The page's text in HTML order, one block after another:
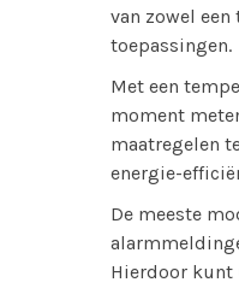
van zowel
toepassingen.
Met een
moment
maatregelen
energie-
De meeste
Hierdoor kunt